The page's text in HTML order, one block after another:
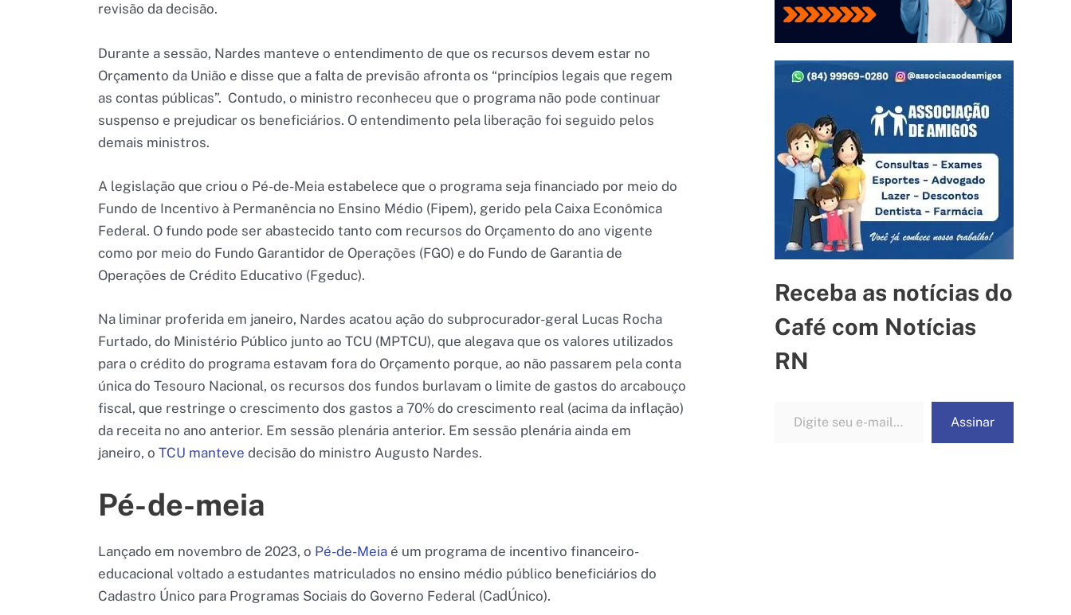
revisão da decisão.
Durante a sessão, Nardes manteve o entendimento de que os recursos devem estar no
Orçamento da União e disse que a falta de previsão afronta os “princípios legais que regem
as contas públicas”. Contudo, o ministro reconheceu que o programa não pode continuar
suspenso e prejudicar os beneficiários. O entendimento pela liberação foi seguido pelos
demais ministros.
A legislação que criou o Pé-de-Meia estabelece que o programa seja financiado por meio do
Fundo de Incentivo à Permanência no Ensino Médio (Fipem), gerido pela Caixa Econômica
Federal. O fundo pode ser abastecido tanto com recursos do Orçamento do ano vigente
como por meio do Fundo Garantidor de Operações (FGO) e do Fundo de Garantia de
Operações de Crédito Educativo (Fgeduc).
Na liminar proferida em janeiro, Nardes acatou ação do subprocurador-geral Lucas Rocha
Furtado, do Ministério Público junto ao TCU (MPTCU), que alegava que os valores utilizados
para o crédito do programa estavam fora do Orçamento porque, ao não passarem pela conta
única do Tesouro Nacional, os recursos dos fundos burlavam o limite de gastos do arcabouço
fiscal, que restringe o crescimento dos gastos a 70% do crescimento real (acima da inflação)
da receita no ano anterior. Em sessão plenária anterior. Em sessão plenária ainda em
janeiro, o TCU manteve decisão do ministro Augusto Nardes.
Pé-de-meia
Lançado em novembro de 2023, o Pé-de-Meia é um programa de incentivo financeiro-
educacional voltado a estudantes matriculados no ensino médio público beneficiários do
Cadastro Único para Programas Sociais do Governo Federal (CadÚnico).
Receba as notícias do
Café com Notícias
RN
Assinar